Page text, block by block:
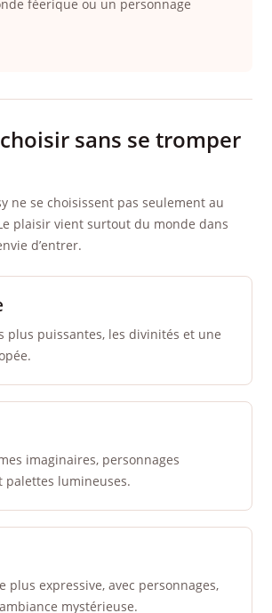
féerique ou un personnage
sans se tromper
ne se choisissent pas seulement au
plaisir vient surtout du monde dans
d’entrer.
plus puissantes, les divinités et une
imaginaires, personnages
palettes lumineuses.
plus expressive, avec personnages,
mystérieuse.